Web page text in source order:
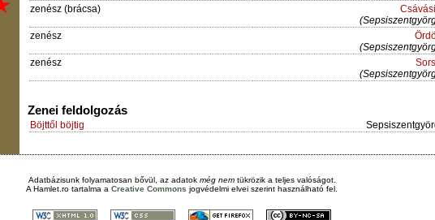
zenész (brácsa)
zenész
zenész
Zenei feldolgozás
Böjttől böjtig
Adatbázisunk folyamatosan bővül, az adatok még nemtükrözik a teljes valóságot.
A Hamlet.ro tartalma a Creative Commons jogvédelmi elvei szerint használható fel.